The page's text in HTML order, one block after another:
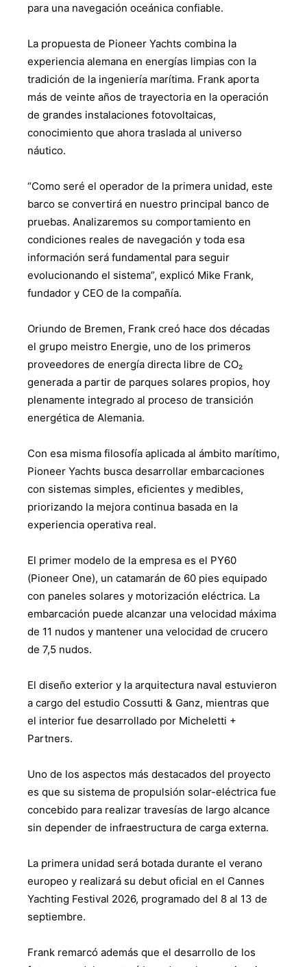
para una navegación oceánica confiable.
La propuesta de Pioneer Yachts combina la
experiencia alemana en energías limpias con la
tradición de la ingeniería marítima. Frank aporta
más de veinte años de trayectoria en la operación
de grandes instalaciones fotovoltaicas,
conocimiento que ahora traslada al universo
náutico.
“Como seré el operador de la primera unidad, este
barco se convertirá en nuestro principal banco de
pruebas. Analizaremos su comportamiento en
condiciones reales de navegación y toda esa
información será fundamental para seguir
evolucionando el sistema”, explicó Mike Frank,
fundador y CEO de la compañía.
Oriundo de Bremen, Frank creó hace dos décadas
el grupo meistro Energie, uno de los primeros
proveedores de energía directa libre de CO₂
generada a partir de parques solares propios, hoy
plenamente integrado al proceso de transición
energética de Alemania.
Con esa misma filosofía aplicada al ámbito marítimo,
Pioneer Yachts busca desarrollar embarcaciones
con sistemas simples, eficientes y medibles,
priorizando la mejora continua basada en la
experiencia operativa real.
El primer modelo de la empresa es el PY60
(Pioneer One), un catamarán de 60 pies equipado
con paneles solares y motorización eléctrica. La
embarcación puede alcanzar una velocidad máxima
de 11 nudos y mantener una velocidad de crucero
de 7,5 nudos.
El diseño exterior y la arquitectura naval estuvieron
a cargo del estudio Cossutti & Ganz, mientras que
el interior fue desarrollado por Micheletti +
Partners.
Uno de los aspectos más destacados del proyecto
es que su sistema de propulsión solar-eléctrica fue
concebido para realizar travesías de largo alcance
sin depender de infraestructura de carga externa.
La primera unidad será botada durante el verano
europeo y realizará su debut oficial en el Cannes
Yachting Festival 2026, programado del 8 al 13 de
septiembre.
Frank remarcó además que el desarrollo de los